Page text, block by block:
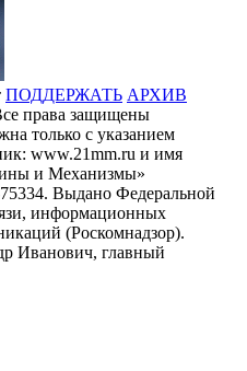
ПОДДЕРЖАТЬ АРХИВ
права защищены
только с указанием
www.21mm.ru и имя
и Механизмы»
Выдано Федеральной
информационных
(Роскомнадзор).
Иванович, главный